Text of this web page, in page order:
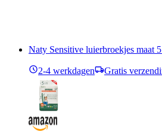
Naty Sensitive luierbroekjes maat
2-4 werkdagen Gratis